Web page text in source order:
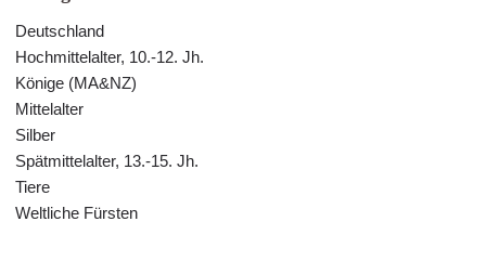
Deutschland
Hochmittelalter, 10.-12. Jh.
Könige (MA&NZ)
Mittelalter
Silber
Spätmittelalter, 13.-15. Jh.
Tiere
Weltliche Fürsten